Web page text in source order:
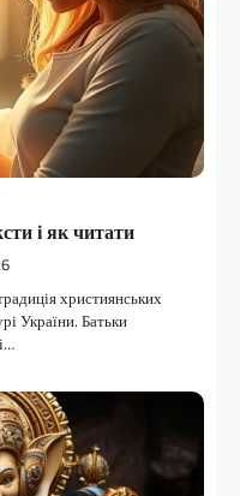
і як читати
християнських
України. Батьки